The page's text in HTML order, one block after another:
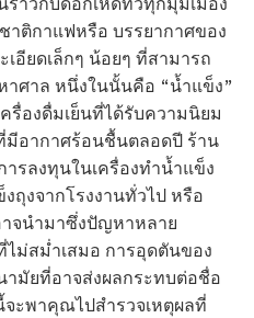
าติกาแฟหรือ บรรยากาศของ
อียดเล็กๆ น้อยๆ ที่สามารถ
าศาล หนึ่งในนั้นคือ “น้ำแข็ง”
รื่องดื่มเย็นที่ได้รับความนิยม
มีอากาศร้อนชื้นตลอดปี ร้าน
รลงทุนในเครื่องทำน้ำแข็ง
ถุงจากโรงงานทั่วไป หรือ
จนำมาซึ่งปัญหาหลาย
ม่สม่ำเสมอ การอุดตันของ
มัยที่อาจส่งผลกระทบต่อชื่อ
ะพาคุณไปสำรวจเหตุผลที่